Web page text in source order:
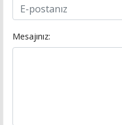
Mesajınız: